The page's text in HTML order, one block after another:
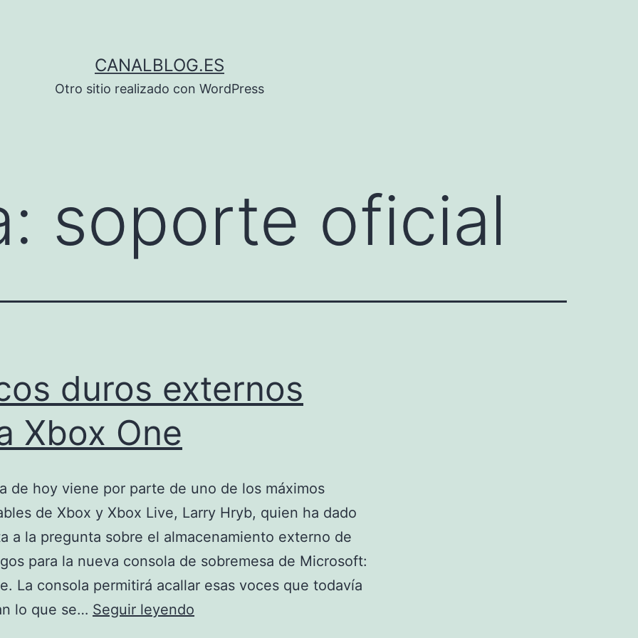
CANALBLOG.ES
Otro sitio realizado con WordPress
soporte oficial
duros externos
Xbox One
de hoy viene por parte de uno de los máximos
de Xbox y Xbox Live, Larry Hryb, quien ha dado
a la pregunta sobre el almacenamiento externo de
para la nueva consola de sobremesa de Microsoft:
La consola permitirá acallar esas voces que todavía
lo que se… Seguir leyendo